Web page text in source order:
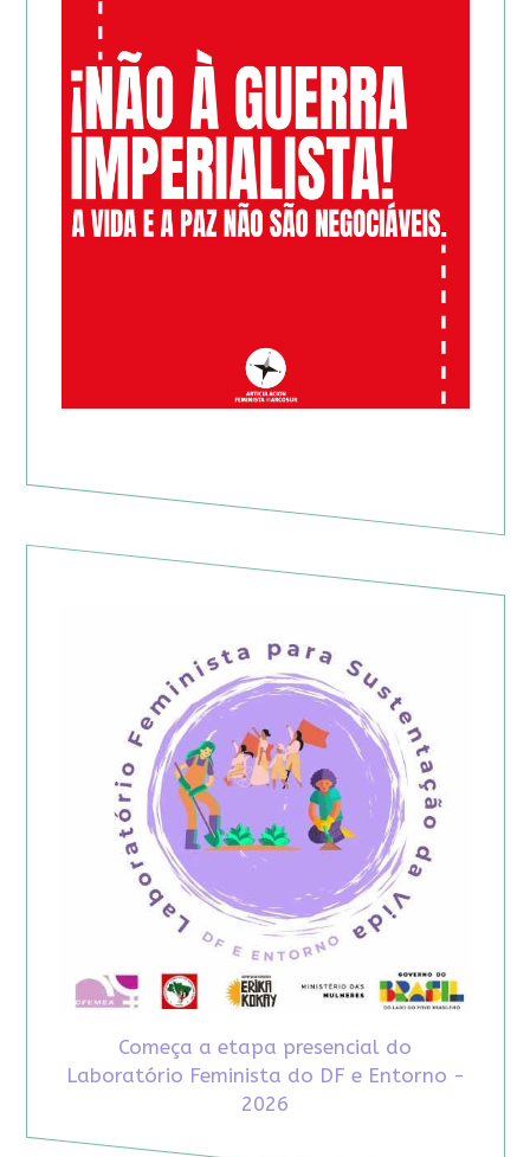
Começa a etapa presencial do
Laboratório Feminista do DF e Entorno -
2026